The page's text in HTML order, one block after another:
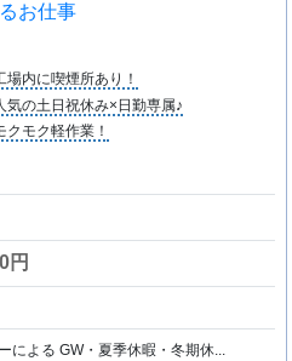
お仕事
場内に喫煙所あり！
気の土日祝休み×日勤専属♪
クモク軽作業！
円
による GW・夏季休暇・冬期休...